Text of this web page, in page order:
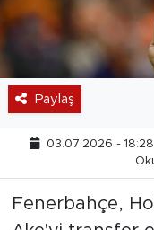
Paylaş
03.07.2026 - 18:28
Fenerbahçe,